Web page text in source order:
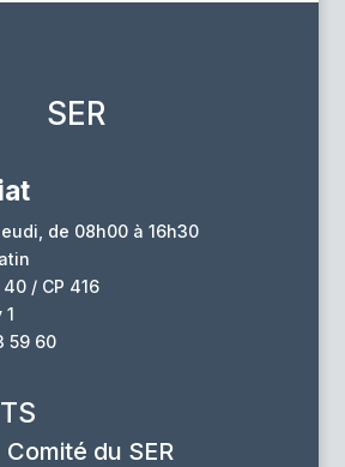
SER
de 08h00 à 16h30
/ CP 416
1
59 60
du SER